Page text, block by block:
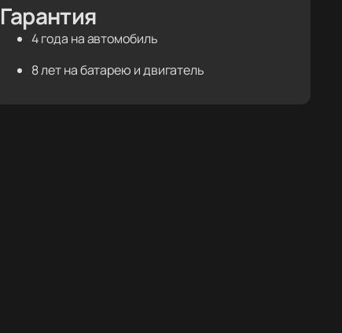
Гарантия
4 года на автомобиль
8 лет на батарею и двигатель